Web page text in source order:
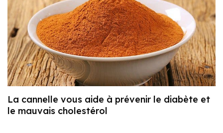
La cannelle vous aide à prévenir le diabète et
le mauvais cholestérol